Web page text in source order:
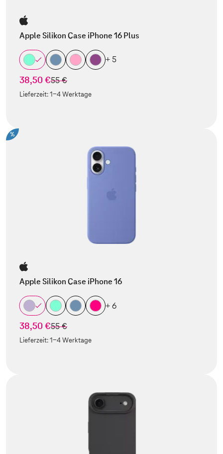
Apple Silikon Case iPhone 16 Plus
+ 5
38,50 €statt
55 €
Lieferzeit:1-4 Werktage
%
Apple Silikon Case iPhone 16
+ 6
38,50 €statt
55 €
Lieferzeit:1-4 Werktage